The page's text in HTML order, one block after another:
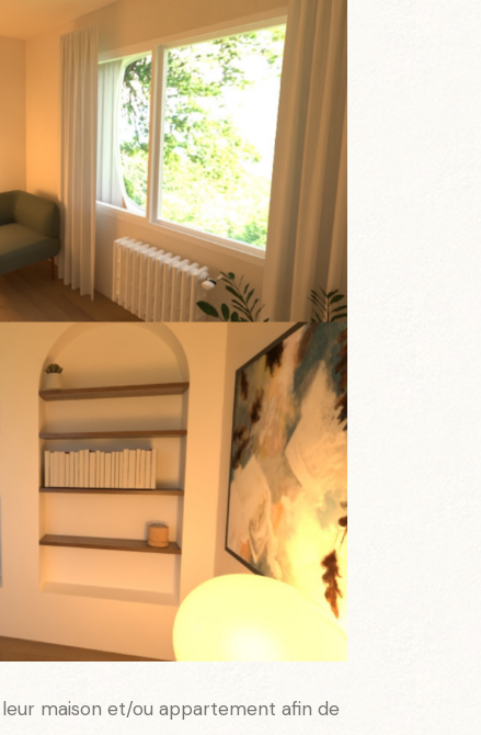
maison et/ou appartement afin de